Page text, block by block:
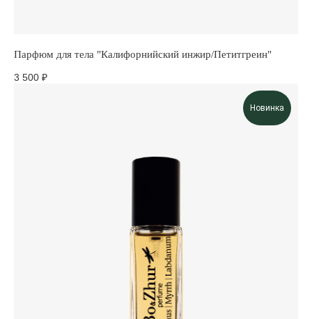
Парфюм для тела "Калифорнийский инжир/Петитгреин"
3 500 ₽
Новинка